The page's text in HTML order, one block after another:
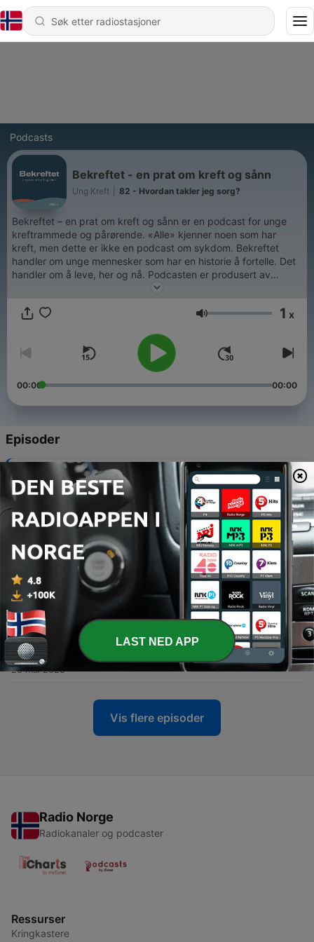
Podcasts
Bekreftet - en prat om kreft og sånn
Ung Kreft 82 - Hvordan takler jeg sorg?
Bekreftet – en prat om kreft og sånn er en podcast for unge
kreftrammede og pårørende. «Alle» kjenner noen som har
kreft, men dette er ikke en podcast om sykdom. Bekreftet
handler om unge mennesker som har en historie å fortelle. Det
handler om å leve, her og nå. Podcasten er produsert av
Volum 1 x
00:00 00:00
Episoder
Hvordan takler jeg sorg?
15 juli 2025
81 - Å være pårørende og etterlatt
80 - Diagnose: Komplisert sorg
17 juni 2025
- Ble skjermet for fars kreftdiagnose
03 juni 2025
78 - Hvem er jeg nå?
20 mai 2025
Vis flere episoder
Radio Norge
Radiokanaler og podcaster
Ressurser
Kringkastere
LAST NED APP